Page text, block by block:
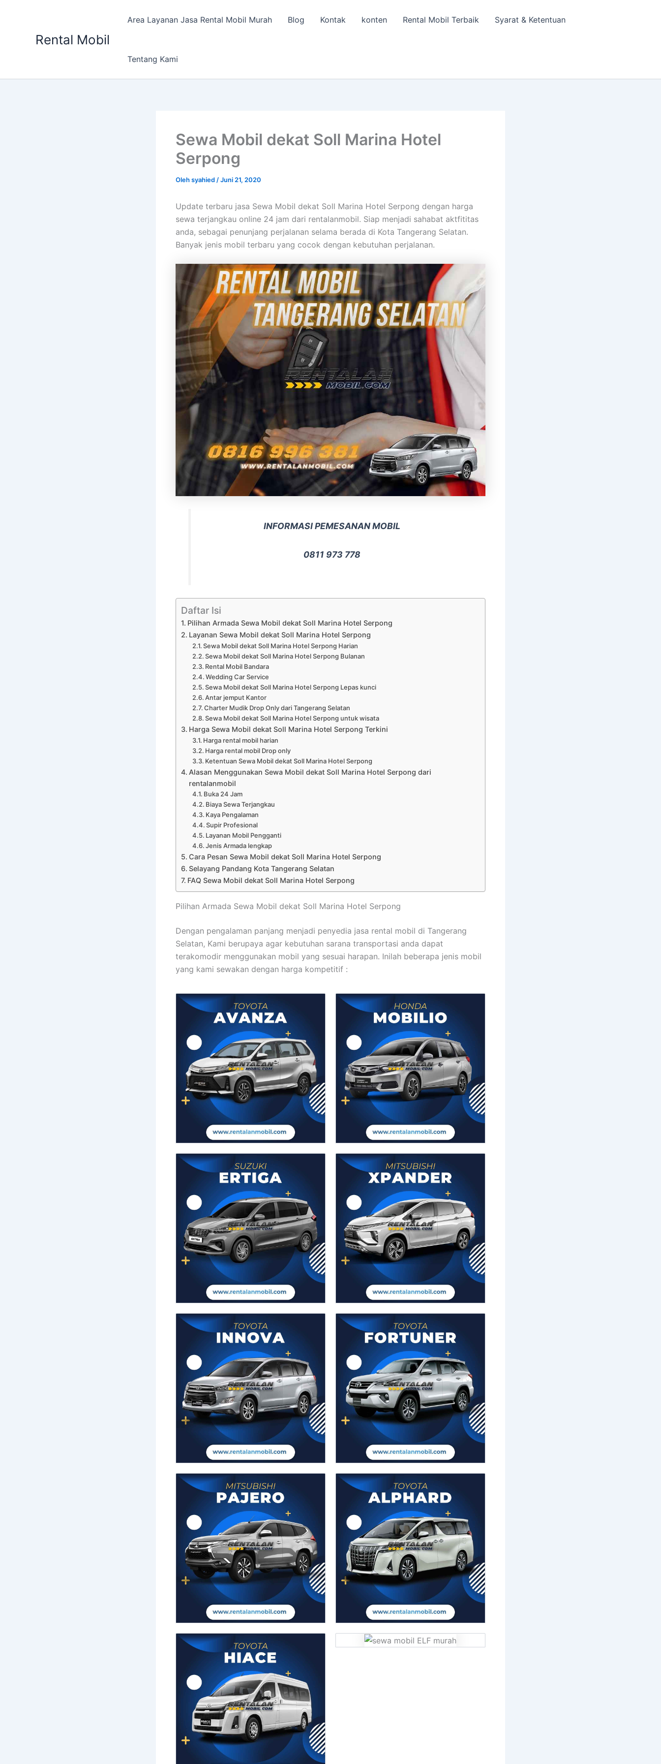
Rental Mobil
Area Layanan Jasa Rental Mobil Murah Blog Kontak konten Rental Mobil Terbaik Syarat & Ketentuan
Tentang Kami
Sewa Mobil dekat Soll Marina Hotel
Serpong
Olehsyahied /Juni 21, 2020
Update terbaru jasa Sewa Mobil dekat Soll Marina Hotel Serpong dengan harga
sewa terjangkau online 24 jam dari rentalanmobil. Siap menjadi sahabat aktfititas
anda, sebagai penunjang perjalanan selama berada di Kota Tangerang Selatan.
Banyak jenis mobil terbaru yang cocok dengan kebutuhan perjalanan.
INFORMASI PEMESANAN MOBIL
0811 973 778
Daftar Isi
Pilihan Armada Sewa Mobil dekat Soll Marina Hotel Serpong
Layanan Sewa Mobil dekat Soll Marina Hotel Serpong
Sewa Mobil dekat Soll Marina Hotel Serpong Harian
Sewa Mobil dekat Soll Marina Hotel Serpong Bulanan
Rental Mobil Bandara
Wedding Car Service
Sewa Mobil dekat Soll Marina Hotel Serpong Lepas kunci
Antar jemput Kantor
Charter Mudik Drop Only dari Tangerang Selatan
Sewa Mobil dekat Soll Marina Hotel Serpong untuk wisata
Harga Sewa Mobil dekat Soll Marina Hotel Serpong Terkini
Harga rental mobil harian
Harga rental mobil Drop only
Ketentuan Sewa Mobil dekat Soll Marina Hotel Serpong
Alasan Menggunakan Sewa Mobil dekat Soll Marina Hotel Serpong dari
rentalanmobil
Buka 24 Jam
Biaya Sewa Terjangkau
Kaya Pengalaman
Supir Profesional
Layanan Mobil Pengganti
Jenis Armada lengkap
Cara Pesan Sewa Mobil dekat Soll Marina Hotel Serpong
Selayang Pandang Kota Tangerang Selatan
FAQ Sewa Mobil dekat Soll Marina Hotel Serpong
Pilihan Armada Sewa Mobil dekat Soll Marina Hotel Serpong
Dengan pengalaman panjang menjadi penyedia jasa rental mobil di Tangerang
Selatan, Kami berupaya agar kebutuhan sarana transportasi anda dapat
terakomodir menggunakan mobil yang sesuai harapan. Inilah beberapa jenis mobil
yang kami sewakan dengan harga kompetitif :